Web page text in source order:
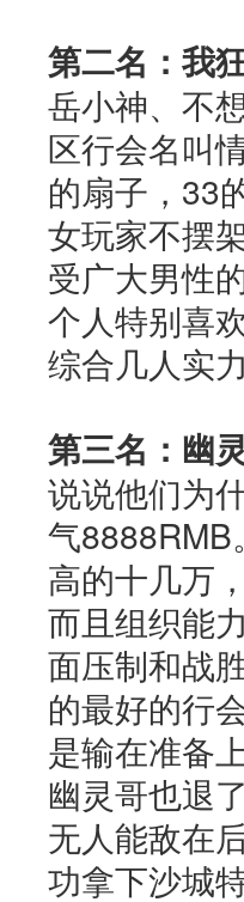
第二名：我
岳小神、不
区行会名叫
的扇子，33
女玩家不摆
受广大男性
个人特别喜
综合几人实
第三名：幽
说说他们为
气8888RMB
高的十几万
而且组织能
面压制和战
的最好的行
是输在准备
幽灵哥也退
无人能敌在
功拿下沙城